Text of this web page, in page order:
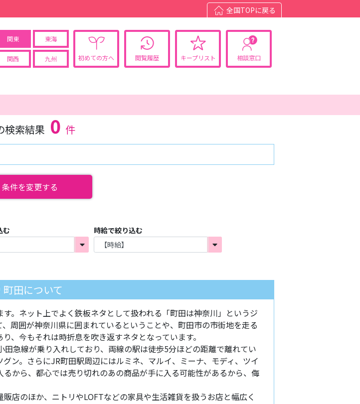
全国TOPに戻る
初めての方へ 閲覧履歴 キープリスト 相談窓口
関東 東海
関西 九州
検索結果 0 件
条件を変更する
む 時給で絞り込む
町田について
。ネット上でよく鉄板ネタとして扱われる「町田は神奈川」というジ
周囲が神奈川県に囲まれているということや、町田市の市街地を走る
、今もそれは時折息を吹き返すネタとなっています。
急線が乗り入れしており、両線の駅は徒歩5分ほどの距離で離れてい
ン。さらにJR町田駅周辺にはルミネ、マルイ、ミーナ、モディ、ツイ
から、都心では売り切れのあの商品が手に入る可能性があるから、侮
店のほか、ニトリやLOFTなどの家具や生活雑貨を扱うお店と幅広く